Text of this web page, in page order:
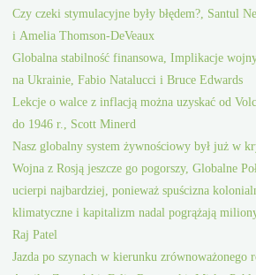
Czy czeki stymulacyjne były błędem?, Santul
i Amelia Thomson-DeVeaux
Globalna stabilność finansowa, Implikacje
na Ukrainie, Fabio Natalucci i Bruce Edwards
Lekcje o walce z inflacją można uzyskać od
do 1946 r., Scott Minerd
Nasz globalny system żywnościowy był już w
Wojna z Rosją jeszcze go pogorszy, Globalne
ucierpi najbardziej, ponieważ spuścizna
klimatyczne i kapitalizm nadal pogrążają miliony
Raj Patel
Jazda po szynach w kierunku zrównoważonego